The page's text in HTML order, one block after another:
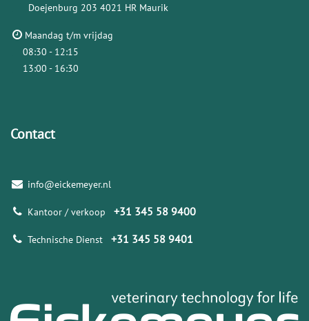
Doejenburg 203 4021 HR Maurik
Maandag t/m vrijdag
08:30 - 12:15
13:00 - 16:30
Contact
info@eickemeyer.nl
Kantoor / verkoop +31 345 58 9400
Technische Dienst +31 345 58 9401